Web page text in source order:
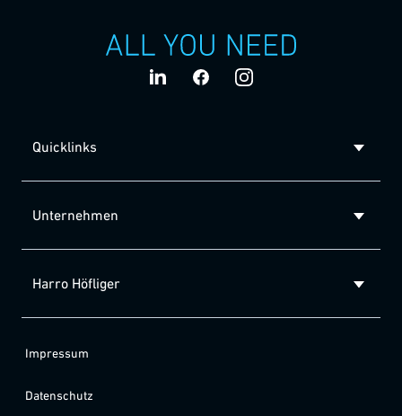
Quicklinks
Unternehmen
Harro Höfliger
Impressum
Datenschutz